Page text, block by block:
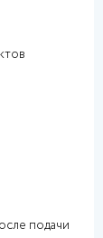
подачи